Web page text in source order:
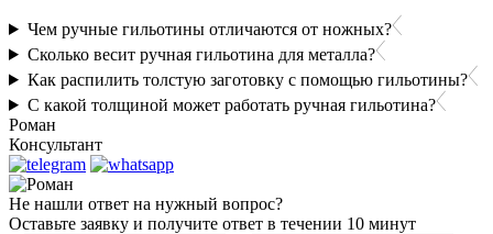
Чем ручные гильотины отличаются от ножных?
Сколько весит ручная гильотина для металла?
Как распилить толстую заготовку с помощью гильотины?
С какой толщиной может работать ручная гильотина?
Роман
Консультант
Не нашли ответ на нужный вопрос?
Оставьте заявку и получите ответ в течении 10 минут